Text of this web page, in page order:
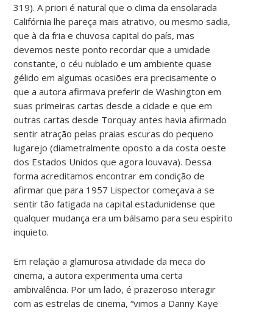
319). A priori é natural que o clima da ensolarada
Califórnia lhe pareça mais atrativo, ou mesmo sadia,
que à da fria e chuvosa capital do país, mas
devemos neste ponto recordar que a umidade
constante, o céu nublado e um ambiente quase
gélido em algumas ocasiões era precisamente o
que a autora afirmava preferir de Washington em
suas primeiras cartas desde a cidade e que em
outras cartas desde Torquay antes havia afirmado
sentir atração pelas praias escuras do pequeno
lugarejo (diametralmente oposto a da costa oeste
dos Estados Unidos que agora louvava). Dessa
forma acreditamos encontrar em condição de
afirmar que para 1957 Lispector começava a se
sentir tão fatigada na capital estadunidense que
qualquer mudança era um bálsamo para seu espírito
inquieto.
Em relação a glamurosa atividade da meca do
cinema, a autora experimenta uma certa
ambivalência. Por um lado, é prazeroso interagir
com as estrelas de cinema, “vimos a Danny Kaye